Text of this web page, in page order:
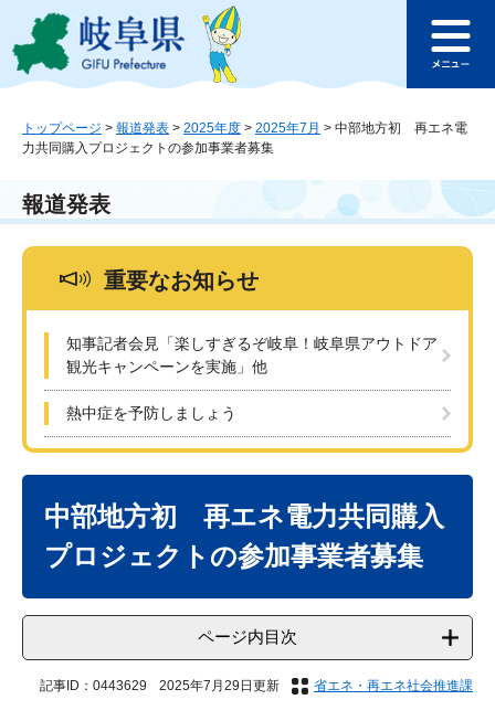
ジ
ュ
本
このページの本文へ
ュ
トップページ > 報道発表 > 2025年度 > 2025年7月 > 中部地方初 再エネ電
力共同購入プロジェクトの参加事業者募集
報道発表
重要なお知らせ
知事記者会見「楽しすぎるぞ岐阜！岐阜県アウトドア
観光キャンペーンを実施」他
熱中症を予防しましょう
中部地方初 再エネ電力共同購入
プロジェクトの参加事業者募集
ページ内目次
記事ID：0443629 2025年7月29日更新 省エネ・再エネ社会推進課